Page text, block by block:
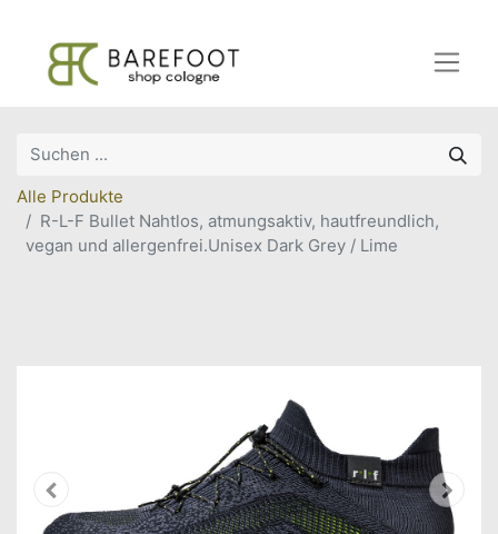
Alle Produkte
R-L-F Bullet Nahtlos, atmungsaktiv, hautfreundlich,
vegan und allergenfrei.Unisex Dark Grey / Lime